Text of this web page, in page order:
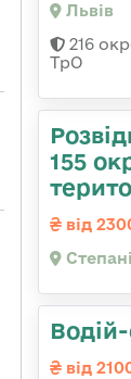
Львів
216
ТрО
155
від
від